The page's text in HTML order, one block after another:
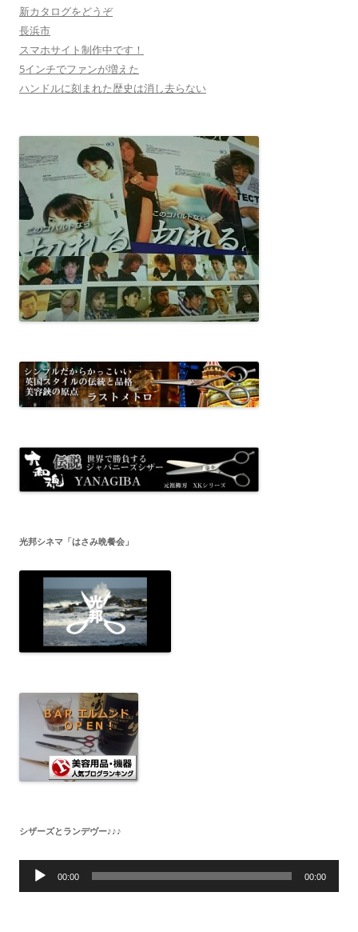
新カタログをどうぞ
長浜市
スマホサイト制作中です！
5インチでファンが増えた
ハンドルに刻まれた歴史は消し去らない
光邦シネマ「はさみ晩餐会」
シザーズとランデヴー♪♪♪
音
00:00 00:00